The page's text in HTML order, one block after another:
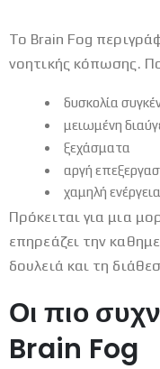
Το Brain Fog
νοητικής κόπωσης.
δυσκολία
μειωμένη
ξεχάσματα
αργή
χαμηλή
Πρόκειται για μια
επηρεάζει την
δουλειά και τη
Οι πιο
Brain Fog